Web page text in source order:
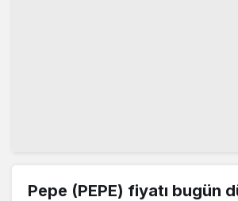
Pepe (PEPE) fiyatı bugün